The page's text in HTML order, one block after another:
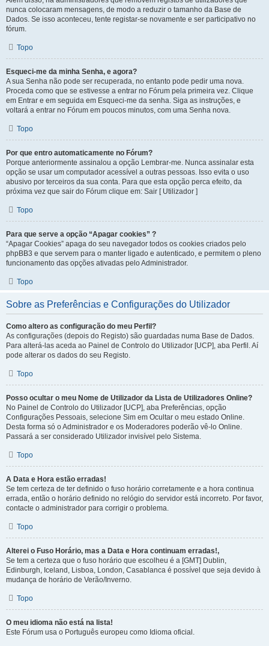
nunca colocaram mensagens, de modo a reduzir o tamanho da Base de
Dados. Se isso aconteceu, tente registar-se novamente e ser participativo no
fórum.
Topo
Esqueci-me da minha Senha, e agora?
A sua Senha não pode ser recuperada, no entanto pode pedir uma nova.
Proceda como que se estivesse a entrar no Fórum pela primeira vez. Clique
em Entrar e em seguida em Esqueci-me da senha. Siga as instruções, e
voltará a entrar no Fórum em poucos minutos, com uma Senha nova.
Topo
Por que entro automaticamente no Fórum?
Porque anteriormente assinalou a opção Lembrar-me. Nunca assinalar esta
opção se usar um computador acessível a outras pessoas. Isso evita o uso
abusivo por terceiros da sua conta. Para que esta opção perca efeito, da
próxima vez que sair do Fórum clique em: Sair [ Utilizador ]
Topo
Para que serve a opção “Apagar cookies” ?
“Apagar Cookies” apaga do seu navegador todos os cookies criados pelo
phpBB3 e que servem para o manter ligado e autenticado, e permitem o pleno
funcionamento das opções ativadas pelo Administrador.
Topo
Sobre as Preferências e Configurações do Utilizador
Como altero as configuração do meu Perfil?
As configurações (depois do Registo) são guardadas numa Base de Dados.
Para alterá-las aceda ao Painel de Controlo do Utilizador [UCP], aba Perfil. Aí
pode alterar os dados do seu Registo.
Topo
Posso ocultar o meu Nome de Utilizador da Lista de Utilizadores Online?
No Painel de Controlo do Utilizador [UCP], aba Preferências, opção
Configurações Pessoais, selecione Sim em Ocultar o meu estado Online.
Desta forma só o Administrador e os Moderadores poderão vê-lo Online.
Passará a ser considerado Utilizador invisível pelo Sistema.
Topo
A Data e Hora estão erradas!
Se tem certeza de ter definido o fuso horário corretamente e a hora continua
errada, então o horário definido no relógio do servidor está incorreto. Por favor,
contacte o administrador para corrigir o problema.
Topo
Alterei o Fuso Horário, mas a Data e Hora continuam erradas!,
Se tem a certeza que o fuso horário que escolheu é a [GMT] Dublin,
Edinburgh, Iceland, Lisboa, London, Casablanca é possível que seja devido à
mudança de horário de Verão/Inverno.
Topo
O meu idioma não está na lista!
Este Fórum usa o Português europeu como Idioma oficial.